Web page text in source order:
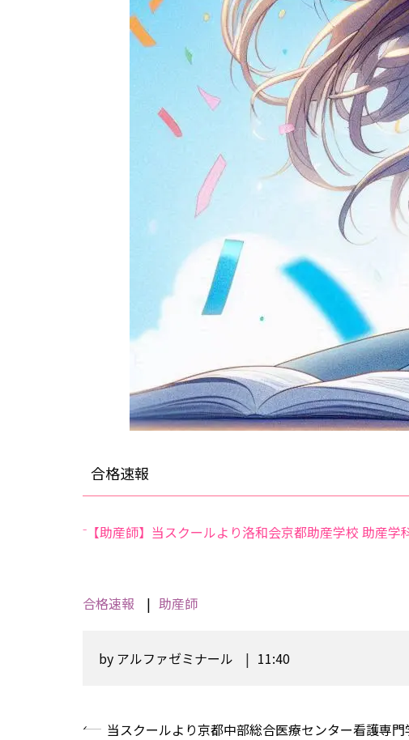
合格速報
⁻【助産師】当スクールより洛和会京都助産学校 助産学
合格速報 助産師
by アルファゼミナール 11:40
« 当スクールより京都中部総合医療センター看護専